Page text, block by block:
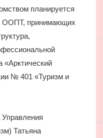
планируется
ООПТ, принимающих
«Арктический
№ 401 «Туризм и
Управления
Татьяна